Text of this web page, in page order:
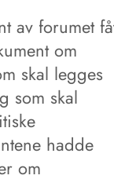
av forumet
om
skal legges
som skal
hadde
om